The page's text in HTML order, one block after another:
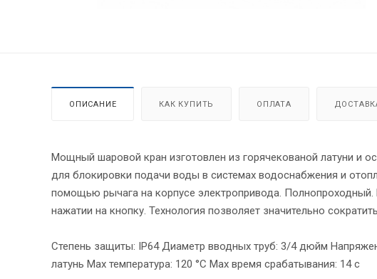
ОПИСАНИЕ КАК КУПИТЬ ОПЛАТА
Мощный шаровой кран изготовлен из горячекованой латуни и
для блокировки подачи воды в системах водоснабжения и
помощью рычага на корпусе электропривода.
нажатии на кнопку. Технология позволяет значительно
Степень защиты: IP64 Диаметр вводных труб: 3/4 дюйм
латунь Мах температура: 120 °С Мах время срабатывания: 14 с